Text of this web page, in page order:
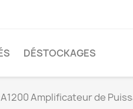
DÉSTOCKAGES
Amplificateur de